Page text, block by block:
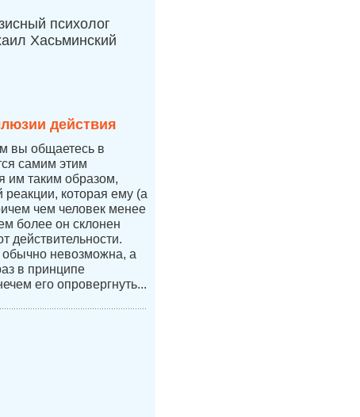
психолог
Хасьминский
действия
вы общаетесь в
самим этим
им таким образом,
реакции, которая ему (а
чем человек менее
более он склонен
действительности.
обычно невозможна, а
в принципе
его опровергнуть...